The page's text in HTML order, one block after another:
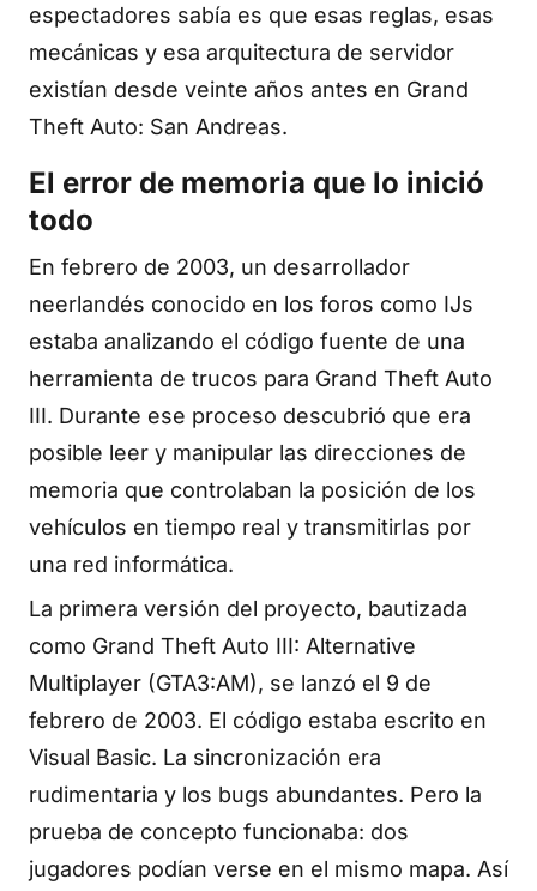
espectadores sabía es que esas reglas, esas
mecánicas y esa arquitectura de servidor
existían desde veinte años antes en Grand
Theft Auto: San Andreas.
El error de memoria que lo inició
todo
En febrero de 2003, un desarrollador
neerlandés conocido en los foros como IJs
estaba analizando el código fuente de una
herramienta de trucos para Grand Theft Auto
III. Durante ese proceso descubrió que era
posible leer y manipular las direcciones de
memoria que controlaban la posición de los
vehículos en tiempo real y transmitirlas por
una red informática.
La primera versión del proyecto, bautizada
como Grand Theft Auto III: Alternative
Multiplayer (GTA3:AM), se lanzó el 9 de
febrero de 2003. El código estaba escrito en
Visual Basic. La sincronización era
rudimentaria y los bugs abundantes. Pero la
prueba de concepto funcionaba: dos
jugadores podían verse en el mismo mapa. Así